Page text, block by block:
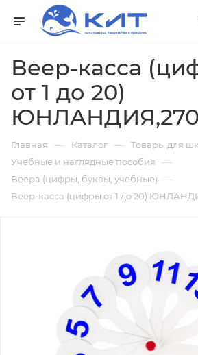
Веер-касса
от 1 до 20)
Главная — Каталог — Товары для
Учебные и наглядные пособия —
Веера (цифры, буквы, учебные) —
Веер-касса (цифры от 1 до 20)